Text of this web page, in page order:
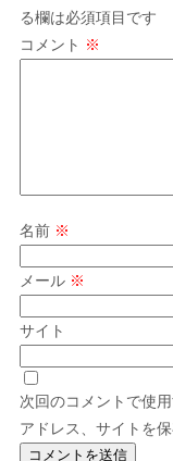
る欄は必須項目です
コメント ※
名前 ※
メール ※
サイト
次回のコメントで使
アドレス、サイトを保